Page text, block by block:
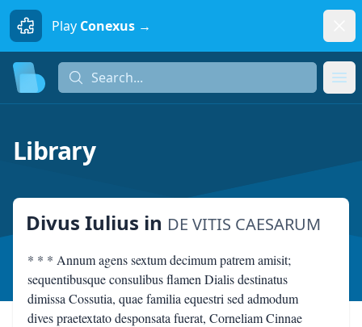
Play Conexus →
Search...
Library
Divus Iulius in DE VITIS CAESARUM
* * * Annum agens sextum decimum patrem amisit;
sequentibusque consulibus flamen Dialis destinatus
dimissa Cossutia, quae familia equestri sed admodum
dives praetextato desponsata fuerat, Corneliam Cinnae